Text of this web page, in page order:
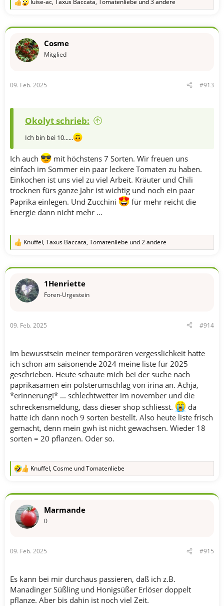
R
k
o
:
luise-ac, Taxus Baccata, Tomatenliebe und 3 andere
Cosme
Mitglied
09. Feb. 2025 #913
Okolyt schrieb:
Ich bin bei 10......
Ich auch
mit höchstens 7 Sorten. Wir freuen uns
einfach im Sommer ein paar leckere Tomaten zu haben.
Einkochen ist uns viel zu viel Arbeit. Kräuter und Chili
trocknen fürs ganze Jahr ist wichtig und noch ein paar
Paprika einlegen. Und Zucchini
für mehr reicht die
Energie dann nicht mehr …
R
k
o
:
Knuffel, Taxus Baccata, Tomatenliebe und 2 andere
1Henriette
Foren-Urgestein
09. Feb. 2025 #914
Im bewusstsein meiner temporären vergesslichkeit hatte
ich schon am saisonende 2024 meine liste für 2025
geschrieben. Heute schaute mich bei der suche nach
paprikasamen ein polsterumschlag von irina an. Achja,
*erinnerung!* ... schlechtwetter im november und die
schreckensmeldung, dass dieser shop schliesst.
da
hatte ich dann noch 9 sorten bestellt. Also heute liste frisch
gemacht, denn mein gwh ist nicht gewachsen. Wieder 18
sorten = 20 pflanzen. Oder so.
R
k
o
:
Knuffel, Cosme undTomatenliebe
Marmande
0
09. Feb. 2025 #915
Es kann bei mir durchaus passieren, daß ich z.B.
Manadinger Süßling und Honigsüßer Erlöser doppelt
pflanze. Aber bis dahin ist noch viel Zeit.